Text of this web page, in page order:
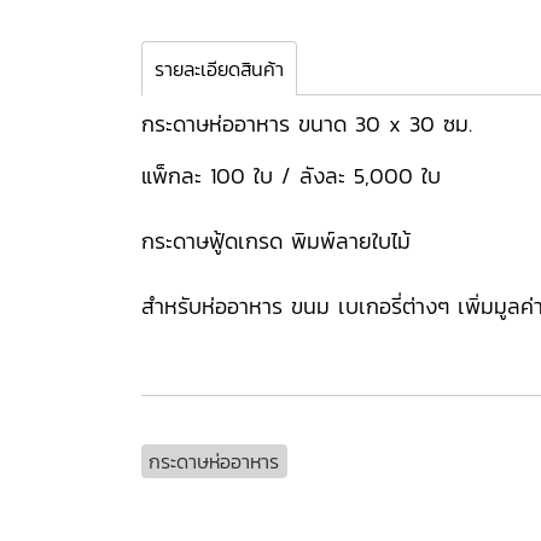
รายละเอียดสินค้า
กระดาษห่ออาหาร ขนาด 30 x 30 ซม.
แพ็กละ 100 ใบ / ลังละ 5,000 ใบ
กระดาษฟู้ดเกรด พิมพ์ลายใบไม้
สำหรับห่ออาหาร ขนม เบเกอรี่ต่างๆ เพิ่มมูลค่
กระดาษห่ออาหาร